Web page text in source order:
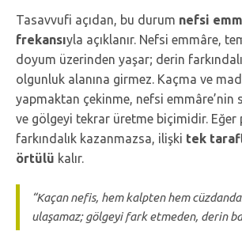
Tasavvufi açıdan, bu durum nefsi
frekansıyla açıklanır. Nefsi emmâre,
doyum üzerinden yaşar; derin
olgunluk alanına girmez. Kaçma ve
yapmaktan çekinme, nefsi emmâre’nin
ve gölgeyi tekrar üretme biçimidir. Eğer
farkındalık kazanmazsa, ilişki tek
örtülü kalır.
“Kaçan nefis, hem kalpten hem
ulaşamaz; gölgeyi fark etmeden, derin